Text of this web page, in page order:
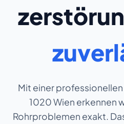
Mit einer
1020 Wien erkennen
Rohrproblemen exakt.